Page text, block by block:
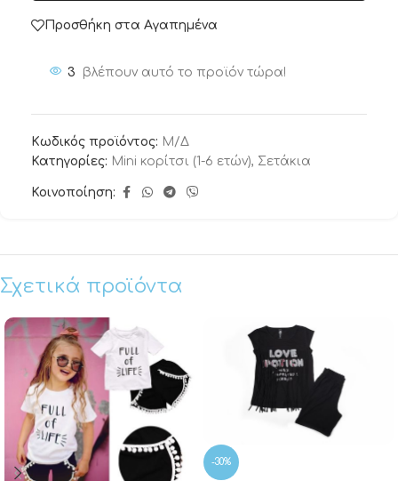
Προσθήκη στα Αγαπημένα
3 βλέπουν αυτό το προϊόν τώρα!
Κωδικός προϊόντος: Μ/Δ
Κατηγορίες: Mini κορίτσι (1-6 ετών), Σετάκια
Κοινοποίηση:
Σχετικά προϊόντα
-30%